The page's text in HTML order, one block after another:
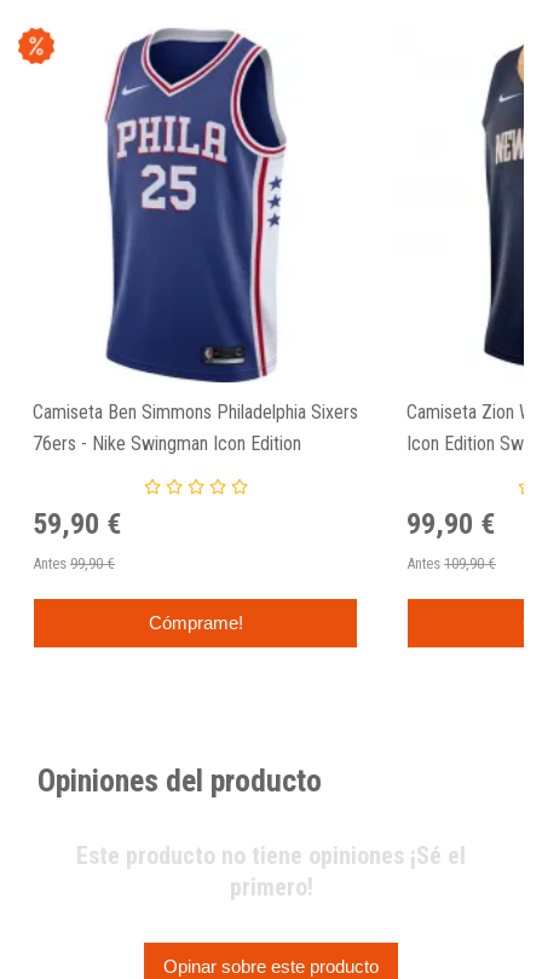
Camiseta Ben Simmons Philadelphia Sixers
76ers - Nike Swingman Icon Edition
59,90 €
Antes 99,90 €
Cómprame!
Camiseta Zion
Icon Edition
99,90 €
Antes 109,90 €
Opiniones del producto
Este producto no tiene opiniones ¡Sé el
primero!
Opinar sobre este producto